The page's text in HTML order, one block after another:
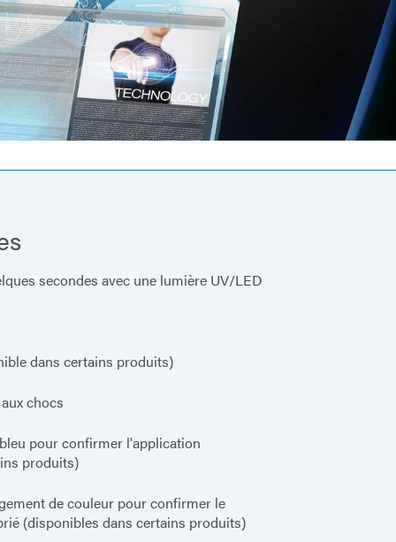
secondes avec une lumière UV/LED
dans certains produits)
chocs
pour confirmer l'application
produits)
de couleur pour confirmer le
(disponibles dans certains produits)